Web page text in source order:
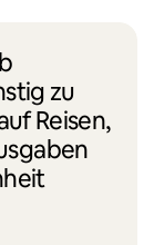
zu
Reisen,